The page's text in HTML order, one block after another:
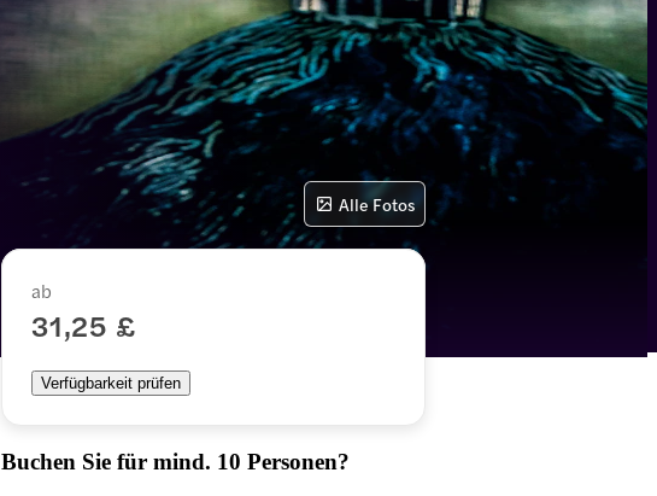
Alle Fotos
ab
31,25 £
Verfügbarkeit prüfen
Buchen Sie für mind. 10 Personen?